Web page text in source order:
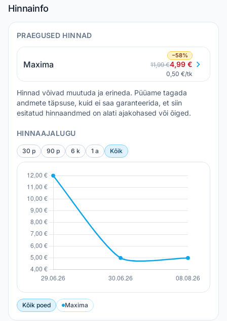
Hinnainfo
PRAEGUSED HINNAD
Maxima
−58%
11,99 €4,99 €
0,50 €/tk
Hinnad võivad muutuda ja erineda. Püüame tagada
andmete täpsuse, kuid ei saa garanteerida, et siin
esitatud hinnaandmed on alati ajakohased või õiged.
HINNAAJALUGU
30 p 90 p 6 k 1 a Kõik
Kõik poed Maxima